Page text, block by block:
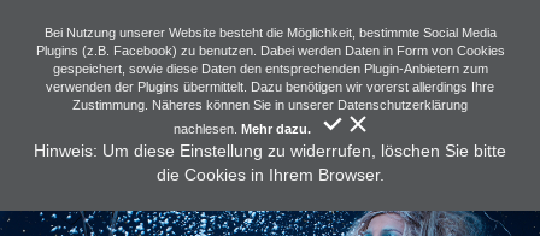
Bei Nutzung unserer Website besteht die Möglichkeit, bestimmte Social Media
Plugins (z.B. Facebook) zu benutzen. Dabei werden Daten in Form von Cookies
gespeichert, sowie diese Daten den entsprechenden Plugin-Anbietern zum
verwenden der Plugins übermittelt. Dazu benötigen wir vorerst allerdings Ihre
Zustimmung. Näheres können Sie in unserer Datenschutzerklärung
nachlesen. Mehr dazu.
Hinweis: Um diese Einstellung zu widerrufen, löschen Sie bitte
die Cookies in Ihrem Browser.